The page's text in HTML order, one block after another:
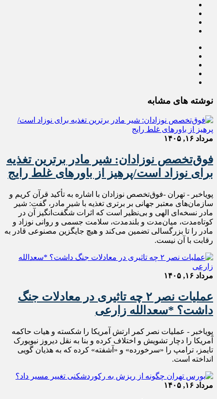
نوشته های مشابه
مرداد ۱۶, ۱۴۰۵
فوق‌تخصص نوزادان: شیر مادر برترین تغذیه
برای نوزاد است/پرهیز از باورهای غلط رایج
پویاخبر - تهران -فوق‌تخصص نوزادان با اشاره به تأکید قرآن کریم و
سازمان‌های معتبر جهانی بر برتری تغذیه با شیر مادر، گفت: شیر
مادر نسخه‌ای الهی و بی‌نظیر است که اثرات شگفت‌انگیز آن در
کوتاه‌مدت، میان‌مدت و بلندمدت، سلامت جسمی و روانی نوزاد و
مادر را تا بزرگسالی تضمین می‌کند و هیچ جایگزین مصنوعی قادر به
رقابت با آن نیست.
مرداد ۱۶, ۱۴۰۵
عملیات نصر ۲ چه تاثیری در معادلات جنگ
داشت؟ *سعدالله زارعی
پویاخبر - عملیات نصر کمر ارتش آمریکا را شکسته و هیات حاکمه
آمریکا را دچار تشویش و اختلاف کرده و بنا به نقل دیروز نیویورک
تایمز، ترامپ را «سرخورده» و «آشفته» کرده که به هذیان گویی
انداخته است.
مرداد ۱۶, ۱۴۰۵